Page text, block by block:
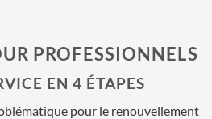
PROFESSIONNELS
EN 4 ÉTAPES
pour le renouvellement